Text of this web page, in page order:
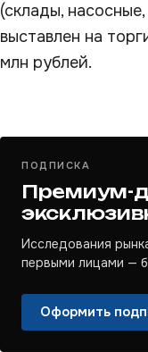
(склады,
выставлен на
млн рублей.
ПОДПИСКА
Премиум-
Исследования
первыми лицами —
Оформить